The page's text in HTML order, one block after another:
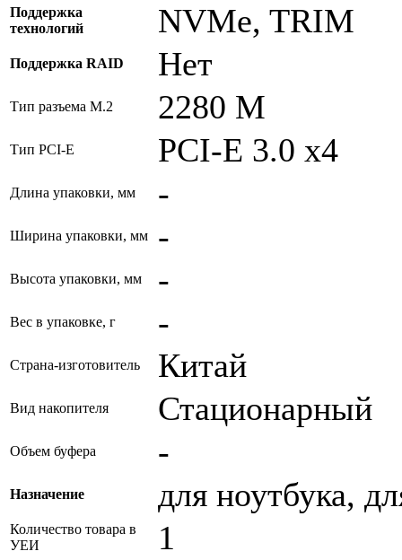
Поддержка
технологий
NVMe, TRIM
Поддержка RAID Нет
Тип разъема M.2 2280 M
Тип PCI-E PCI-E 3.0 x4
Длина упаковки, мм -
Ширина упаковки, мм -
Высота упаковки, мм -
Вес в упаковке, г -
Страна-изготовитель Китай
Вид накопителя Стационарный
Объем буфера -
Назначение для ноутбука,
Количество товара в
УЕИ
1